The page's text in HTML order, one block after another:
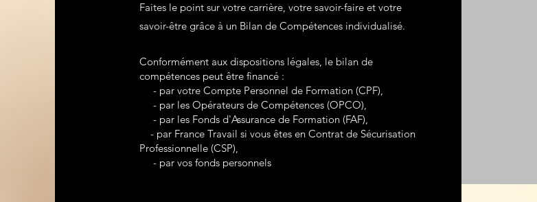
Faites le point sur votre carrière, votre savoir-faire et votre
savoir-être grâce à un Bilan de Compétences individualisé.
Conformément aux dispositions légales, le bilan de
compétences peut être financé :
- par votre Compte Personnel de Formation (CPF),
- par les Opérateurs de Compétences (OPCO),
- par les Fonds d'Assurance de Formation (FAF),
- par France Travail si vous êtes en Contrat de Sécurisation
Professionnelle (CSP),
- par vos fonds personnels